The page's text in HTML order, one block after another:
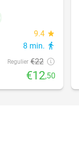
9.4 star
8 min. directions_walk
Regulier €22
€12,50